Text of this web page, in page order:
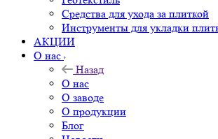
Средства для ухода за плиткой
Инструменты для укладки
АКЦИИ
О нас
Назад
О нас
О заводе
О продукции
Блог